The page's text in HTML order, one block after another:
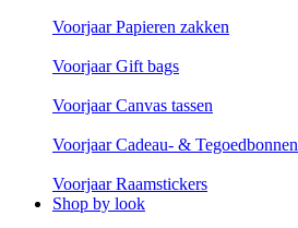
Voorjaar Papieren zakken
Voorjaar Gift bags
Voorjaar Canvas tassen
Voorjaar Cadeau- & Tegoedbonnen
Voorjaar Raamstickers
Shop by look